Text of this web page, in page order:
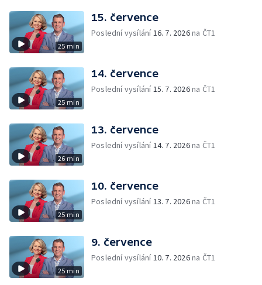
25 min
15. července
Poslední vysílání16. 7. 2026na ČT1
25 min
14. července
Poslední vysílání15. 7. 2026na ČT1
26 min
13. července
Poslední vysílání14. 7. 2026na ČT1
25 min
10. července
Poslední vysílání13. 7. 2026na ČT1
25 min
9. července
Poslední vysílání10. 7. 2026na ČT1